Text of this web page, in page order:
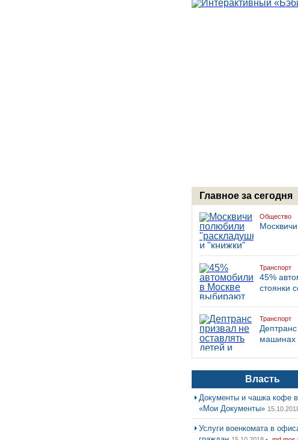
Главное за сегодня
Общество
Транспорт
45%
стоянки
Транспорт
машинах
Власть
Документы и чашка кофе
«Мои Документы»
Услуги военкомата в